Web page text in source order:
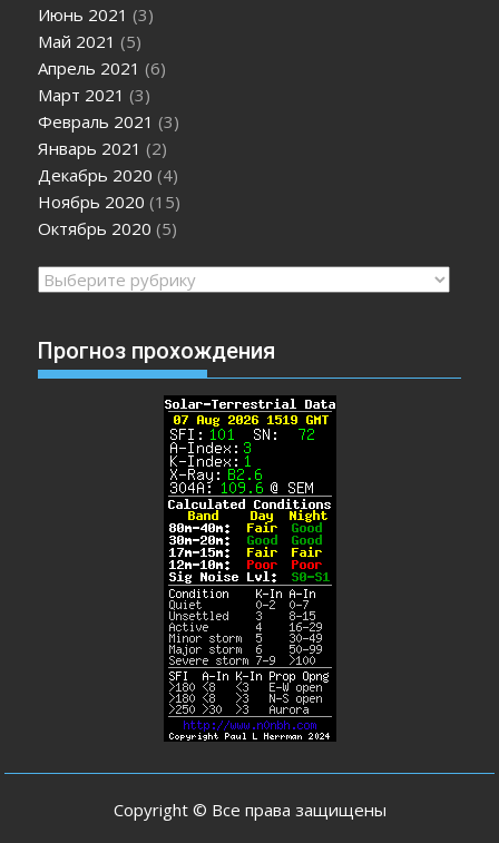
Июнь 2021 (3)
Май 2021 (5)
Апрель 2021 (6)
Март 2021 (3)
Февраль 2021 (3)
Январь 2021 (2)
Декабрь 2020 (4)
Ноябрь 2020 (15)
Октябрь 2020 (5)
Рубрики
Прогноз прохождения
Copyright © Все права защищены